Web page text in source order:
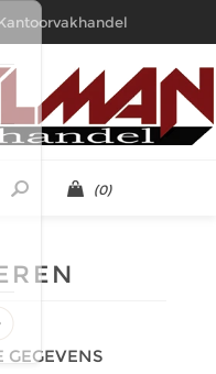
(0)
GEGEVENS